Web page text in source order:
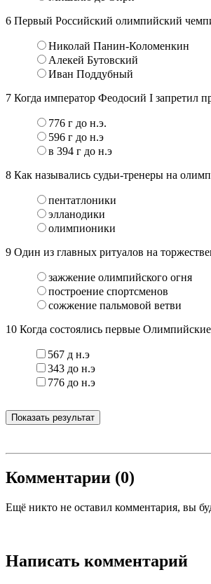
6 Первый Российский олимпийский
Николай Панин-Коломенкин
Алекей Бутовский
Иван Поддубный
7 Когда император Феодосий I запретил
776 г до н.э.
596 г до н.э
в 394 г до н.э
8 Как назывались судьи-тренеры на
пентатлоники
элланодики
олимпионики
9 Один из главных ритуалов на
зажжение олимпийского огня
построение спортсменов
сожжение пальмовой ветви
10 Когда состоялись первые
567 д н.э
343 до н.э
776 до н.э
Показать результат
Комментарии (0)
Ещё никто не оставил комментария, вы
Написать комментарий